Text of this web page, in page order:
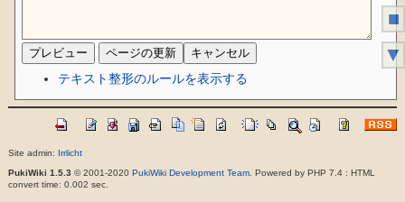
テキスト整形のルールを表示する
Site admin: Irrlicht
PukiWiki 1.5.3 © 2001-2020 PukiWiki Development Team. Powered by PHP 7.4 : HTML
convert time: 0.002 sec.
■
▼